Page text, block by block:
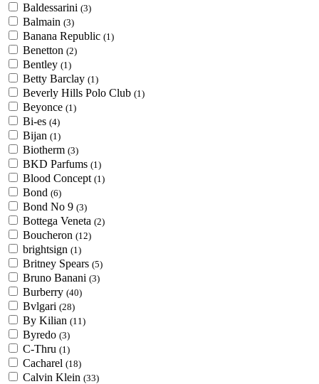
Baldessarini (3)
Balmain (3)
Banana Republic (1)
Benetton (2)
Bentley (1)
Betty Barclay (1)
Beverly Hills Polo Club (1)
Beyonce (1)
Bi-es (4)
Bijan (1)
Biotherm (3)
BKD Parfums (1)
Blood Concept (1)
Bond (6)
Bond No 9 (3)
Bottega Veneta (2)
Boucheron (12)
brightsign (1)
Britney Spears (5)
Bruno Banani (3)
Burberry (40)
Bvlgari (28)
By Kilian (11)
Byredo (3)
C-Thru (1)
Cacharel (18)
Calvin Klein (33)